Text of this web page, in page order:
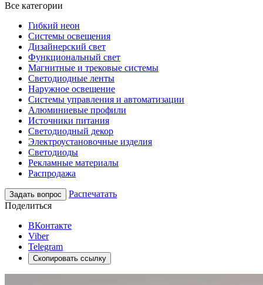
Все категории
Гибкий неон
Системы освещения
Дизайнерский свет
Функциональный свет
Магнитные и трековые системы
Светодиодные ленты
Наружное освещение
Системы управления и автоматизации
Алюминиевые профили
Источники питания
Светодиодный декор
Электроустановочные изделия
Светодиоды
Рекламные материалы
Распродажа
Задать вопрос
Распечатать
Поделиться
ВКонтакте
Viber
Telegram
Скопировать ссылку